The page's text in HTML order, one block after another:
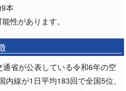
本
性があります。
省が公表している令和6年の空
線が1日平均183回で全国5位、